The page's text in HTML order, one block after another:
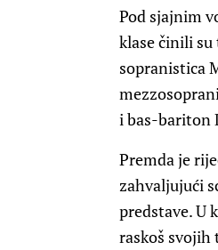
Pod sjajnim
klase činili su
sopranistica
i bas-bariton
Premda je
zahvaljujući
predstave. U
raskoš